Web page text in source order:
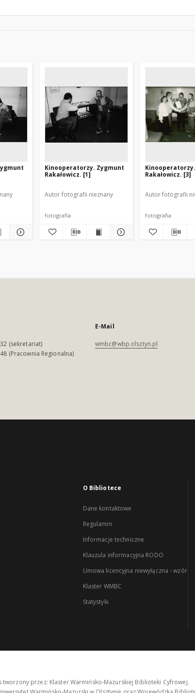
Kinooperatorzy. Zygmunt
Rakałowicz. [1]
Autor fotografii nieznany
fotografia
Rakałowicz. [3]
Autor fotografii
fotografia
(sekretariat)
(Pracownia Regionalna)
E-Mail
wmbc@wbp.olsztyn.pl
O Bibliotece
Dane kontaktowe
Regulamin
Informacje techniczne
Klauzula informacyjna RODO
Umowa licencyjna niewyłączna - wzór
Klaster WMBC
Statystyki
tworzony przez: Klaster Warmińsko-Mazurskiej Biblioteki Cyfrowej.